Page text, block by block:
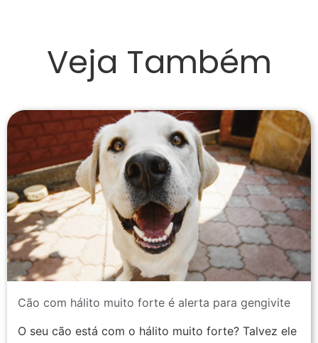
Veja Também
Cão com hálito muito forte é alerta para gengivite
O seu cão está com o hálito muito forte? Talvez ele